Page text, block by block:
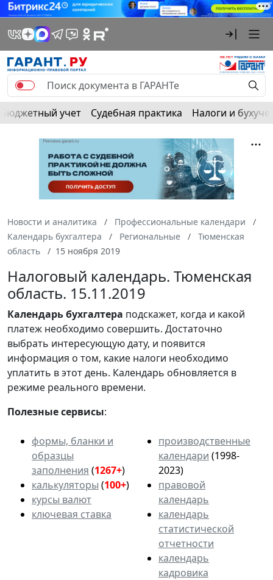
Бюджетный учет Судебная практика Налоги и
Новости и аналитика
Профессиональные календари
Календарь бухгалтера
Региональные
Тюменская
область
15 ноября 2019
Налоговый календарь. Тюменская
область. 15.11.2019
Календарьбухгалтера подскажет, когда и какой
платеж необходимо совершить. Достаточно
выбрать интересующую дату, и появится
информация о том, какие налоги необходимо
уплатить в этот день. Календарь обновляется в
режиме реального времени.
Полезные сервисы:
формы, бланки и
образцы
заполнения (1267+)
калькуляторы (100+)
курсы валют
ключевая ставка
производственные
календари (1998-
2023)
правовой
календарь
календарь
статистической
отчетности
календарь
кадровика